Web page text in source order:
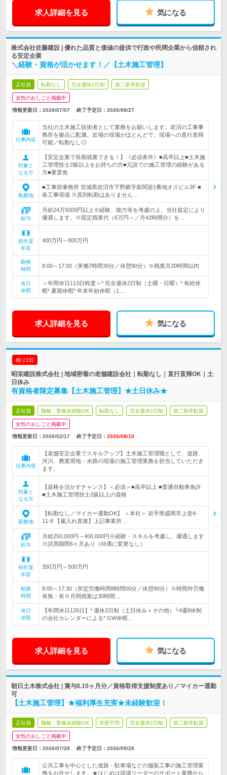
求人詳細を見る 気になる
株式会社佐藤建設 | 優れた品質と価値の提供で行政や民間企業から信頼され
る安定企業
＼経験・資格が活かせます！／【土木施工管理】
正社員 転勤なし 完全週休2日制 第二新卒歓迎
女性のおしごと掲載中
情報更新日：2026/07/07 終了予定日： 2026/08/27
仕事内容
当社の土木施工技術者として業務をお願いします。岩沼の工事事
務所を拠点に配属。近場の現場がほとんどで、現場への直行直帰
可能／転勤なし◎
対象と
なる方
【安定企業で長期就業できる！】《必須条件》■高卒以上■土木施
工管理技士2級以上をお持ちの方■元請での施工管理の経験がある
方■要普免
勤務地
■工事部事務所 宮城県岩沼市下野郷字新関迎1番地オズビル3F ■
各工事現場 ※原則転勤はありません…
給与
月給24万5000円以上※経験、能力等を考慮の上、当社規定により
優遇します。※固定残業代（6万円～／月42時間分）を…
初年度
年収
400万円～800万円
勤務
時間
8:00～17:00（実働7時間30分／休憩90分）※残業月20時間以内
休日
休暇
＜年間休日113日程度＞* 完全週休2日制（土曜・日曜）* 有給休
暇* 夏期休暇* 年末年始休暇（1…
求人詳細を見る 気になる
残り2日
昭栄建設株式会社 | 地域密着の老舗建設会社｜転勤なし｜直行直帰OK｜土
日休み
有資格者限定募集【土木施工管理】★土日休み★
正社員 職種・業種未経験OK 転勤なし 完全週休2日制 第二新卒歓迎
女性のおしごと掲載中
情報更新日：2026/02/17 終了予定日： 2026/08/10
仕事内容
【老舗安定企業でスキルアップ】土木施工管理職として、道路、
河川、農業用地・水路の現場の施工管理業務を担当していただき
ます。
対象と
なる方
【資格を活かすチャンス】＜必須＞■高卒以上 ■普通自動車免許
■土木施工管理技士2級以上の資格
勤務地
【転勤なし／マイカー通勤OK】 ＜本社＞ 岩手県盛岡市上堂4-
11-8 【雇入れ直後】上記事業所…
給与
月給250,000円～400,000円※経験・スキルを考慮し、優遇します
※試用期間6ヶ月あり（待遇に変更なし）
初年度
年収
350万円～500万円
勤務
時間
8:00～17:30（所定労働時間8時間00分／休憩90分）※時間外労働
有無：有※月間残業は30時間…
休日
休暇
【年間休日126日】* 週休2日制（土日休み＋その他）└4週8休制
の会社カレンダーによる* GW休暇…
求人詳細を見る 気になる
朝日土木株式会社 | 賞与8.10ヶ月分／資格取得支援制度あり／マイカー通勤
可
【土木施工管理】★福利厚生充実★未経験歓迎！
正社員 職種・業種未経験OK 学歴不問 完全週休2日制 第二新卒歓迎
女性のおしごと掲載中
情報更新日：2026/07/28 終了予定日： 2026/09/28
公共工事を中心とした道路・駐車場などの舗装工事の施工管理業
務をお任せします。★はじめは現場リーダーのサポート業務から